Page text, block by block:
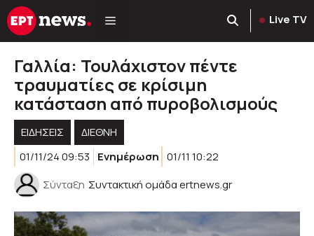
Μετάβαση
σε
Live TV
Γαλλία: Τουλάχιστον πέντε
τραυματίες σε κρίσιμη
κατάσταση από πυροβολισμούς
ΕΙΔΗΣΕΙΣ
ΔΙΕΘΝΗ
01/11/24 09:53
Ενημέρωση 01/11 10:22
Σύνταξη Συντακτική ομάδα ertnews.gr